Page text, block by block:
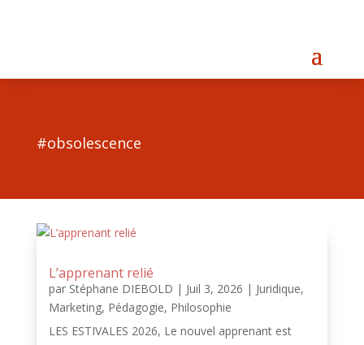
#obsolescence
L’apprenant relié
par Stéphane DIEBOLD | Juil 3, 2026 | Juridique,
Marketing, Pédagogie, Philosophie
LES ESTIVALES 2026, Le nouvel apprenant est